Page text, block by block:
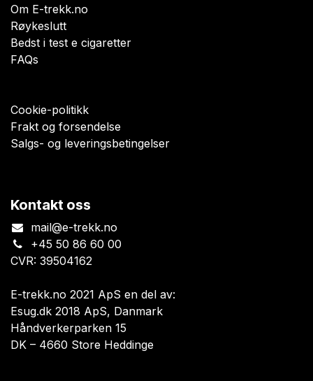
Om E-trekk.no
Røykeslutt
Bedst i test e cigaretter
FAQs
Cookie-politikk
Frakt og forsendelse
Salgs- og leveringsbetingelser
Kontakt oss
mail@e-trekk.no
+45 50 86 60 00
CVR: 39504162
E-trekk.no 2021 ApS en del av:
Esug.dk 2018 ApS, Danmark
Håndverkerparken 15
DK – 4660 Store Heddinge